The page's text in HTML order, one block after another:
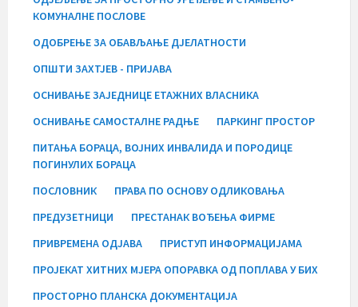
КОМУНАЛНЕ ПОСЛОВЕ
ОДОБРЕЊЕ ЗА ОБАВЉАЊЕ ДЈЕЛАТНОСТИ
ОПШТИ ЗАХТЈЕВ - ПРИЈАВА
ОСНИВАЊЕ ЗАЈЕДНИЦЕ ЕТАЖНИХ ВЛАСНИКА
ОСНИВАЊЕ САМОСТАЛНЕ РАДЊЕ
ПАРКИНГ ПРОСТОР
ПИТАЊА БОРАЦА, ВОЈНИХ ИНВАЛИДА И ПОРОДИЦЕ
ПОГИНУЛИХ БОРАЦА
ПОСЛОВНИК
ПРАВА ПО ОСНОВУ ОДЛИКОВАЊА
ПРЕДУЗЕТНИЦИ
ПРЕСТАНАК ВОЂЕЊА ФИРМЕ
ПРИВРЕМЕНА ОДЈАВА
ПРИСТУП ИНФОРМАЦИЈАМА
ПРОЈЕКАТ ХИТНИХ МЈЕРА ОПОРАВКА ОД ПОПЛАВА У БИХ
ПРОСТОРНО ПЛАНСКА ДОКУМЕНТАЦИЈА